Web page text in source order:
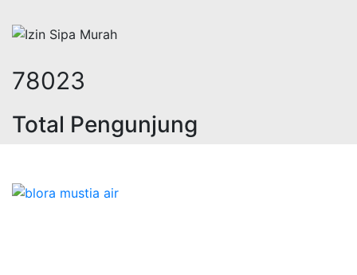
103721
Total Pengunjung